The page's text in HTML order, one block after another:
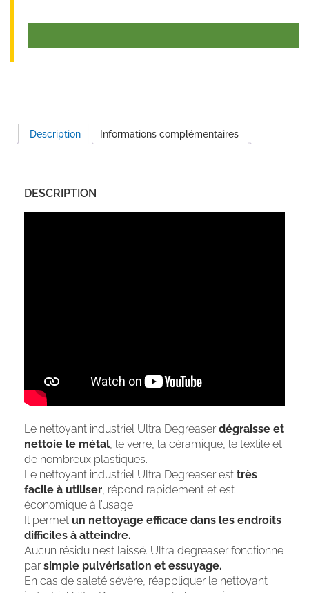
Description Informations complémentaires
DESCRIPTION
Le nettoyant industriel Ultra Degreaserdégraisse et
nettoie le métal , le verre, la céramique, le textile et
de nombreux plastiques.
Le nettoyant industriel Ultra Degreaser est très
facile à utiliser , répond rapidement et est
économique à l’usage.
Il permet un nettoyage efficace dans les endroits
difficiles à atteindre.
Aucun résidu n’est laissé. Ultra degreaser fonctionne
parsimple pulvérisation et essuyage.
En cas de saleté sévère, réappliquer le nettoyant